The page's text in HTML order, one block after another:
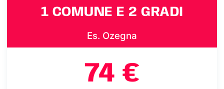
1 COMUNE E 2 GRADI
Es. Ozegna
74 €